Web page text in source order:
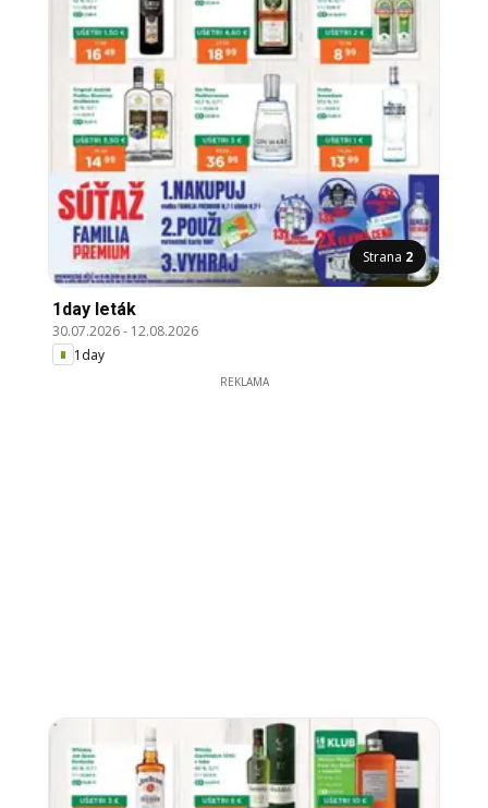
Strana 2
1day leták
30.07.2026- 12.08.2026
1day
REKLAMA